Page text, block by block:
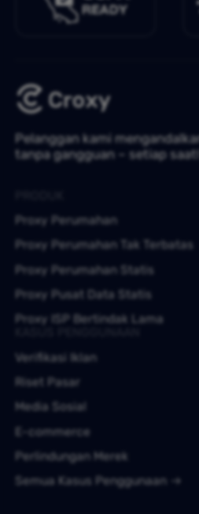
Pelanggan kami
tanpa gangguan – setiap saat!
Proxy Perumahan
Proxy Perumahan Tak Terbatas
Proxy Perumahan Statis
Proxy Pusat Data Statis
Proxy ISP Bertindak Lama
Verifikasi Iklan
Riset Pasar
Media Sosial
E-commerce
Perlindungan Merek
Semua Kasus Penggunaan